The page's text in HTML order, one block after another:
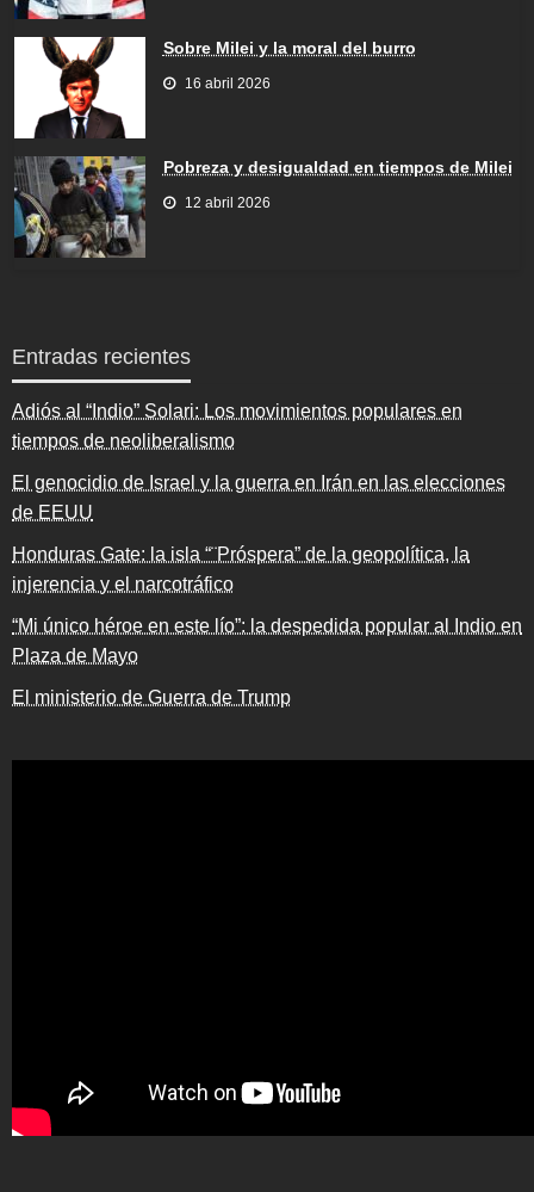
Sobre Milei y la moral del burro
16 abril 2026
Pobreza y desigualdad en tiempos de Milei
12 abril 2026
Entradas recientes
Adiós al “Indio” Solari: Los movimientos populares en
tiempos de neoliberalismo
El genocidio de Israel y la guerra en Irán en las elecciones
de EEUU
Honduras Gate: la isla “¨Próspera” de la geopolítica, la
injerencia y el narcotráfico
“Mi único héroe en este lío”: la despedida popular al Indio en
Plaza de Mayo
El ministerio de Guerra de Trump